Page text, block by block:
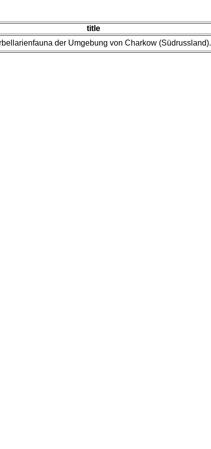
title
der Umgebung von Charkow (Südrussland).